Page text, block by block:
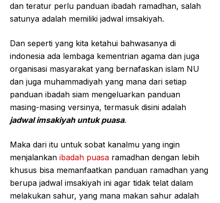
dan teratur perlu panduan ibadah ramadhan, salah
satunya adalah memiliki jadwal imsakiyah.
Dan seperti yang kita ketahui bahwasanya di
indonesia ada lembaga kementrian agama dan juga
organisasi masyarakat yang bernafaskan islam NU
dan juga muhammadiyah yang mana dari setiap
panduan ibadah siam mengeluarkan panduan
masing-masing versinya, termasuk disini adalah
jadwal imsakiyah untuk puasa.
Maka dari itu untuk sobat kanalmu yang ingin
menjalankan ibadah puasa ramadhan dengan lebih
khusus bisa memanfaatkan panduan ramadhan yang
berupa jadwal imsakiyah ini agar tidak telat dalam
melakukan sahur, yang mana makan sahur adalah